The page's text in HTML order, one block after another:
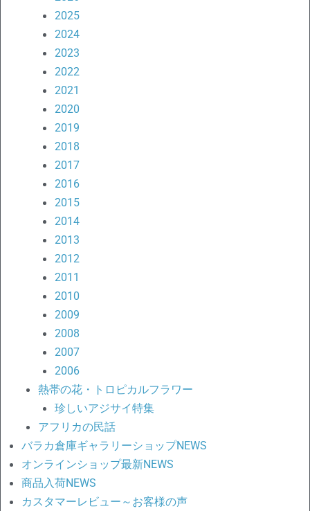
2025
2024
2023
2022
2021
2020
2019
2018
2017
2016
2015
2014
2013
2012
2011
2010
2009
2008
2007
2006
熱帯の花・トロピカルフラワー
珍しいアジサイ特集
アフリカの民話
バラカ倉庫ギャラリーショップNEWS
オンラインショップ最新NEWS
商品入荷NEWS
カスタマーレビュー～お客様の声